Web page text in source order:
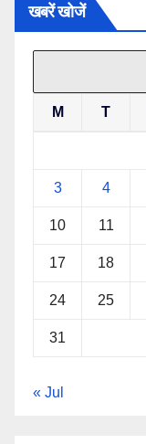
खबरें खोजें
M T
3 4
10 11
17 18
24 25
31
« Jul